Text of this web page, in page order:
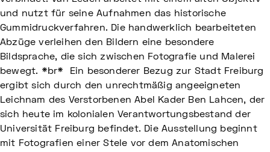
und nutzt für seine Aufnahmen das historische
Gummidruckverfahren. Die handwerklich bearbeiteten
Abzüge verleihen den Bildern eine besondere
Bildsprache, die sich zwischen Fotografie und Malerei
bewegt. *br* Ein besonderer Bezug zur Stadt Freiburg
ergibt sich durch den unrechtmäßig angeeigneten
Leichnam des Verstorbenen Abel Kader Ben Lahcen, der
sich heute im kolonialen Verantwortungsbestand der
Universität Freiburg befindet. Die Ausstellung beginnt
mit Fotografien einer Stele vor dem Anatomischen